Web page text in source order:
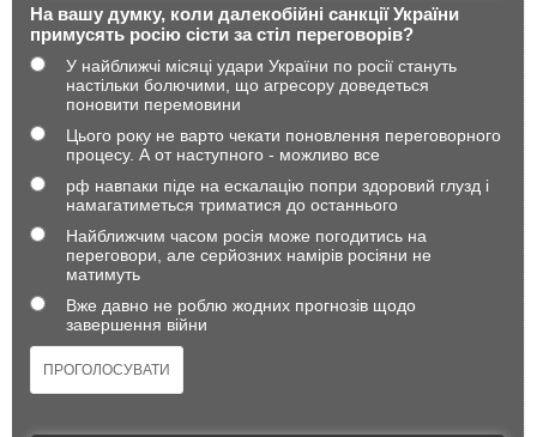
На вашу думку, коли далекобійні санкції України
примусять росію сісти за стіл переговорів?
У найближчі місяці удари України по росії стануть
настільки болючими, що агресору доведеться
поновити перемовини
Цього року не варто чекати поновлення переговорного
процесу. А от наступного - можливо все
рф навпаки піде на ескалацію попри здоровий глузд і
намагатиметься триматися до останнього
Найближчим часом росія може погодитись на
переговори, але серйозних намірів росіяни не
матимуть
Вже давно не роблю жодних прогнозів щодо
завершення війни